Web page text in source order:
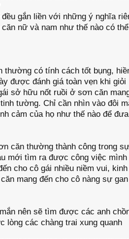
gắn liền với những ý nghĩa
nữ và nam như thế nào có thể
có tính cách tốt bụng,
được đánh giá toàn vẹn khi giỏi
sở hữu nốt ruồi ở sơn căn
tường. Chỉ cần nhìn vào đôi
cảm của họ như thế nào để
căn thường thành công trong sự
mới tìm ra được công việc mình
cho cô gái nhiều niềm vui, kinh
mang đến cho cô nàng sự
nên sẽ tìm được các anh
các chàng trai xung quanh